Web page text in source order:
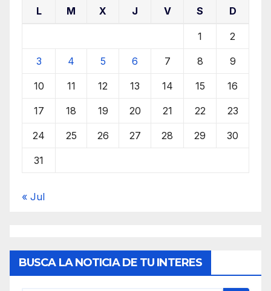
L M X J V S D
1 2
3 4 5 6 7 8 9
10 11 12 13 14 15 16
17 18 19 20 21 22 23
24 25 26 27 28 29 30
31
« Jul
BUSCA LA NOTICIA DE TU INTERES